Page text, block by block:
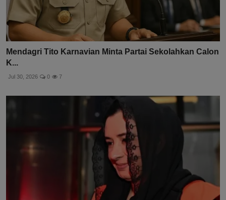
Mendagri Tito Karnavian Minta Partai Sekolahkan Calon
K...
Jul 30, 2026 0 7